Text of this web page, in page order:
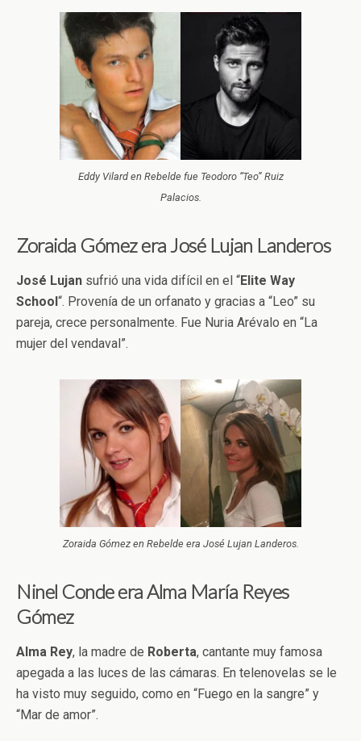
Eddy Vilard en Rebelde fue Teodoro “Teo” Ruiz
Palacios.
Zoraida Gómez era José Lujan Landeros
José Lujan sufrió una vida difícil en el “Elite Way
School“. Provenía de un orfanato y gracias a “Leo” su
pareja, crece personalmente. Fue Nuria Arévalo en “La
mujer del vendaval”.
Zoraida Gómez en Rebelde era José Lujan Landeros.
Ninel Conde era Alma María Reyes
Gómez
Alma Rey, la madre de Roberta, cantante muy famosa
apegada a las luces de las cámaras. En telenovelas se le
ha visto muy seguido, como en “Fuego en la sangre” y
“Mar de amor”.